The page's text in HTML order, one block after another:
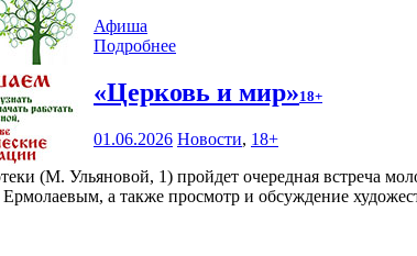
Афиша
Подробнее
«Церковь и мир»18+
01.06.2026 Новости, 18+
(М. Ульяновой, 1) пройдет очередная встреча
а также просмотр и обсуждение